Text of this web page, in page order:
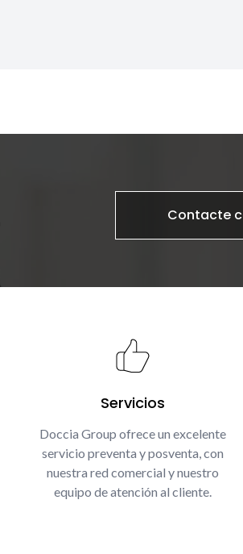
Contacte
Servicios
Doccia Group ofrece un excelente
servicio preventa y posventa, con
nuestra red comercial y nuestro
equipo de atención al cliente.